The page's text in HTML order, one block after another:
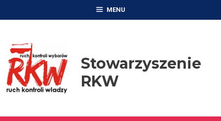
MENU
Stowarzyszenie
RKW